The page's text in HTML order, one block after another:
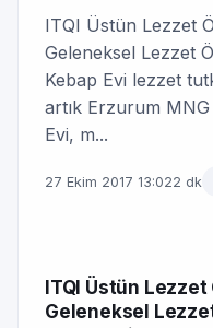
ITQI Üstün Lezzet
Geleneksel Lezzet
Kebap Evi lezzet
artık Erzurum
Evi, m...
27 Ekim 2017 13:022 dk
ITQI Üstün
Geleneksel